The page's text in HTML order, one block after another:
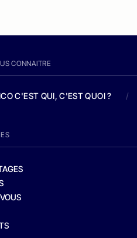
CONNAITRE
C'EST QUI, C'EST QUOI ? /